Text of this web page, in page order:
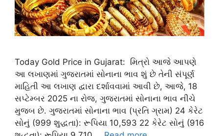
Today Gold Price in Gujarat: મિત્રો આજે આપણે
આ લખાણમાં ગુજરાતમાં સોનાના ભાવ શું છે તેની સંપૂર્ણ
માહિતી આ લખાણ દ્વારા દર્શાવવામાં આવી છે, આજે, 18
સપ્ટેમ્બર 2025 ના રોજ, ગુજરાતમાં સોનાના ભાવ નીચે
મુજબ છે. ગુજરાતમાં સોનાના ભાવ (પ્રતિ ગ્રામ) 24 કેરેટ
સોનું (999 શુદ્ધતા): રૂપિયા 10,593 22 કેરેટ સોનું (916